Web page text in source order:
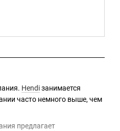
Hendiзанимается
часто немного выше, чем
предлагает